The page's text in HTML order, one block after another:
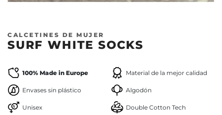
CALCETINES DE MUJER
SURF WHITE SOCKS
100% Made in Europe Material de la mejor calidad
Envases sin plástico Algodón
Unisex Double Cotton Tech